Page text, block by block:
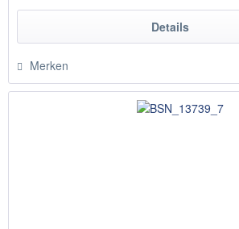
Details
Merken